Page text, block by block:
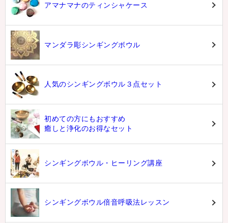
アマナマナのティンシャケース
マンダラ彫シンギングボウル
人気のシンギングボウル３点セット
初めての方にもおすすめ
癒しと浄化のお得なセット
シンギングボウル・ヒーリング講座
シンギングボウル倍音呼吸法レッスン